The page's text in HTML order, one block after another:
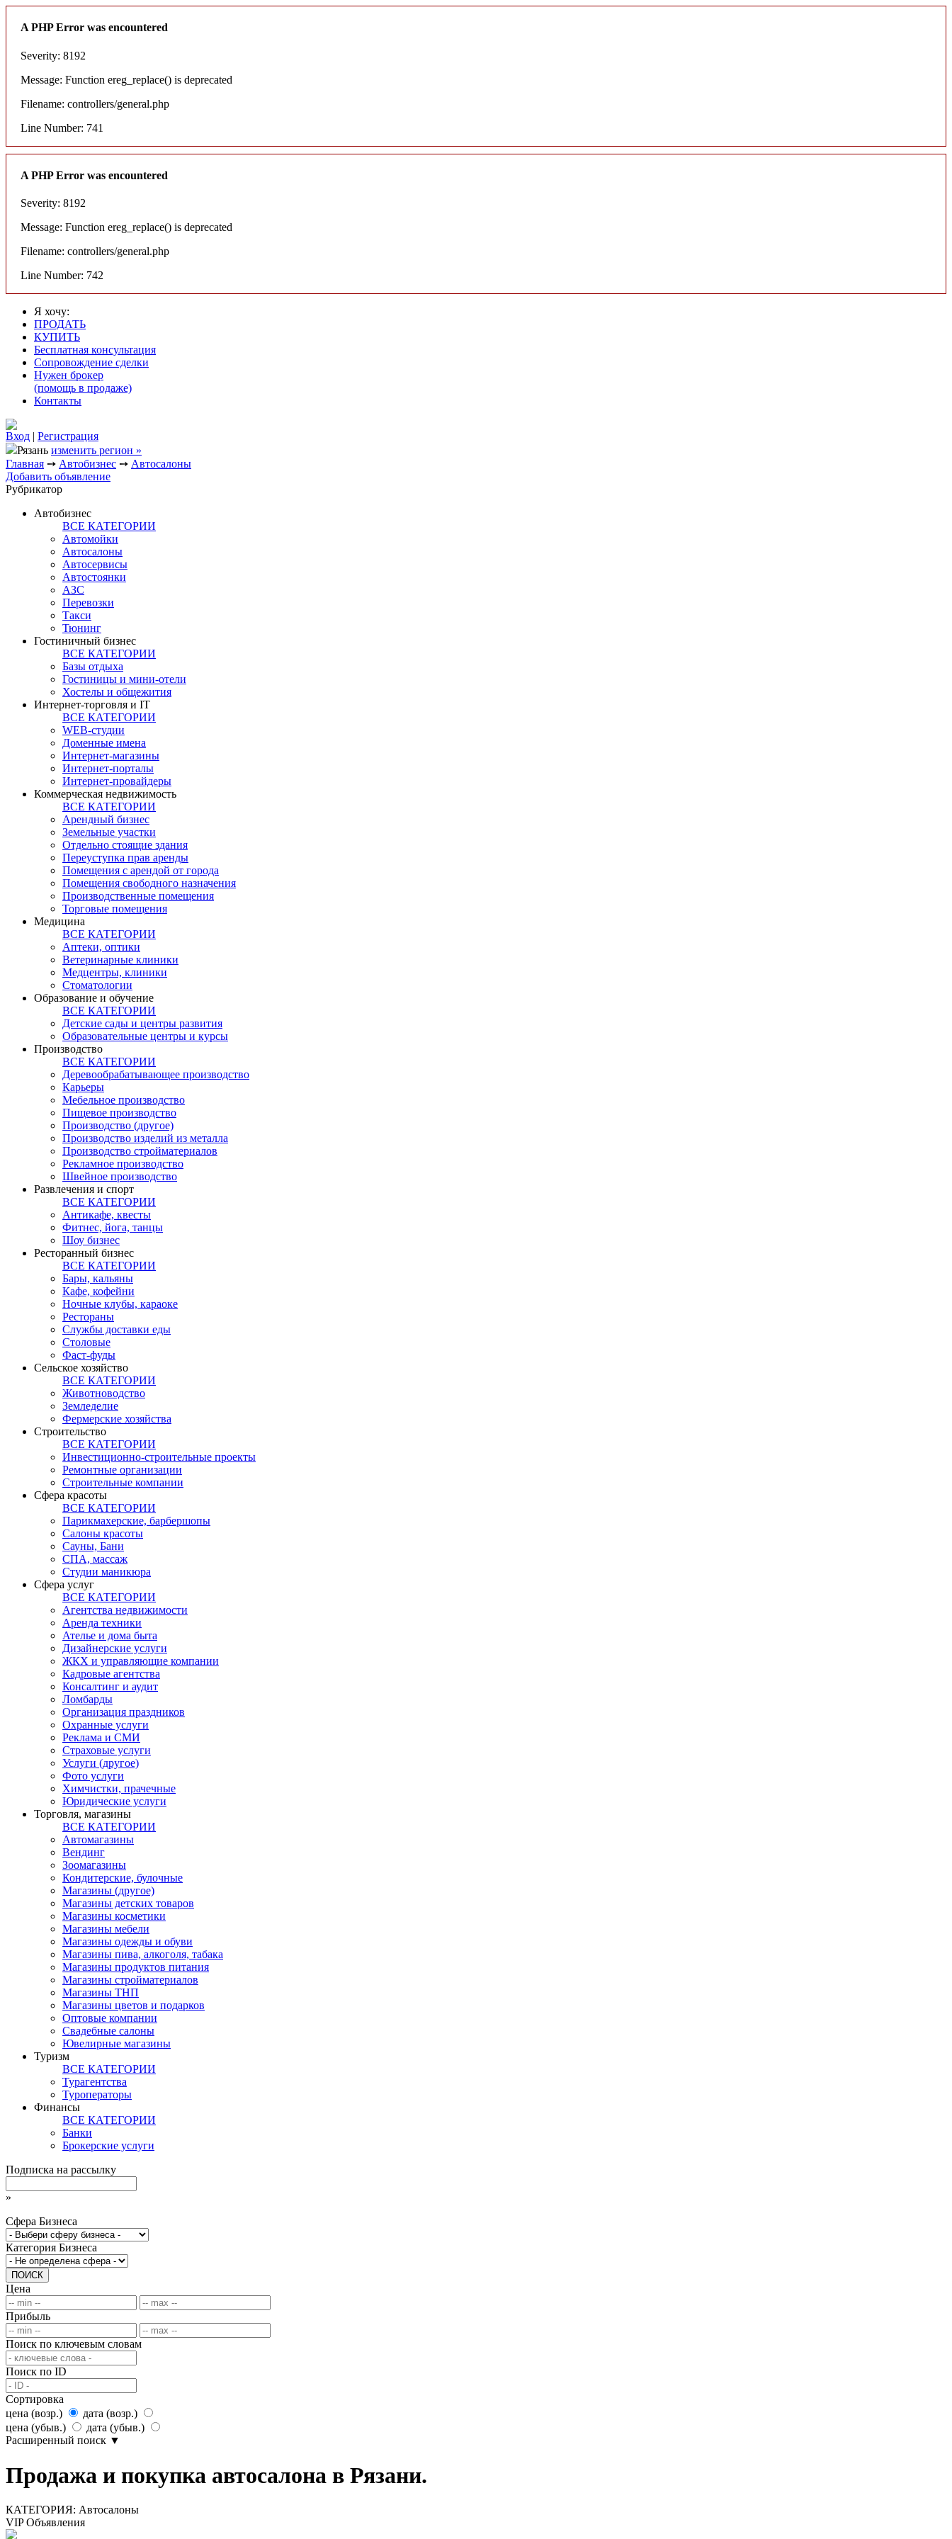
A PHP Error was encountered
Severity: 8192
Message: Function ereg_replace() is deprecated
Filename: controllers/general.php
Line Number: 741
A PHP Error was encountered
Severity: 8192
Message: Function ereg_replace() is deprecated
Filename: controllers/general.php
Line Number: 742
Я хочу:
ПРОДАТЬ
КУПИТЬ
Бесплатная консультация
Сопровождение сделки
Нужен брокер
(помощь в продаже)
Контакты
Вход | Регистрация
Рязань изменить регион »
Главная ➙ Автобизнес ➙ Автосалоны
Добавить объявление
Рубрикатор
Автобизнес
ВСЕ КАТЕГОРИИ
Автомойки
Автосалоны
Автосервисы
Автостоянки
АЗС
Перевозки
Такси
Тюнинг
Гостиничный бизнес
ВСЕ КАТЕГОРИИ
Базы отдыха
Гостиницы и мини-отели
Хостелы и общежития
Интернет-торговля и IT
ВСЕ КАТЕГОРИИ
WEB-студии
Доменные имена
Интернет-магазины
Интернет-порталы
Интернет-провайдеры
Коммерческая недвижимость
ВСЕ КАТЕГОРИИ
Арендный бизнес
Земельные участки
Отдельно стоящие здания
Переуступка прав аренды
Помещения с арендой от города
Помещения свободного назначения
Производственные помещения
Торговые помещения
Медицина
ВСЕ КАТЕГОРИИ
Аптеки, оптики
Ветеринарные клиники
Медцентры, клиники
Стоматологии
Образование и обучение
ВСЕ КАТЕГОРИИ
Детские сады и центры развития
Образовательные центры и курсы
Производство
ВСЕ КАТЕГОРИИ
Деревообрабатывающее производство
Карьеры
Мебельное производство
Пищевое производство
Производство (другое)
Производство изделий из металла
Производство стройматериалов
Рекламное производство
Швейное производство
Развлечения и спорт
ВСЕ КАТЕГОРИИ
Антикафе, квесты
Фитнес, йога, танцы
Шоу бизнес
Ресторанный бизнес
ВСЕ КАТЕГОРИИ
Бары, кальяны
Кафе, кофейни
Ночные клубы, караоке
Рестораны
Службы доставки еды
Столовые
Фаст-фуды
Сельское хозяйство
ВСЕ КАТЕГОРИИ
Животноводство
Земледелие
Фермерские хозяйства
Строительство
ВСЕ КАТЕГОРИИ
Инвестиционно-строительные проекты
Ремонтные организации
Строительные компании
Сфера красоты
ВСЕ КАТЕГОРИИ
Парикмахерские, барбершопы
Салоны красоты
Сауны, Бани
СПА, массаж
Студии маникюра
Сфера услуг
ВСЕ КАТЕГОРИИ
Агентства недвижимости
Аренда техники
Ателье и дома быта
Дизайнерские услуги
ЖКХ и управляющие компании
Кадровые агентства
Консалтинг и аудит
Ломбарды
Организация праздников
Охранные услуги
Реклама и СМИ
Страховые услуги
Услуги (другое)
Фото услуги
Химчистки, прачечные
Юридические услуги
Торговля, магазины
ВСЕ КАТЕГОРИИ
Автомагазины
Вендинг
Зоомагазины
Кондитерские, булочные
Магазины (другое)
Магазины детских товаров
Магазины косметики
Магазины мебели
Магазины одежды и обуви
Магазины пива, алкоголя, табака
Магазины продуктов питания
Магазины стройматериалов
Магазины ТНП
Магазины цветов и подарков
Оптовые компании
Свадебные салоны
Ювелирные магазины
Туризм
ВСЕ КАТЕГОРИИ
Турагентства
Туроператоры
Финансы
ВСЕ КАТЕГОРИИ
Банки
Брокерские услуги
Подписка на рассылку
»
Сфера Бизнеса
Категория Бизнеса
ПОИСК
Цена
Прибыль
Поиск по ключевым словам
Поиск по ID
Сортировка
цена (возр.)
дата (возр.)
цена (убыв.)
дата (убыв.)
Расширенный поиск ▼
Продажа и покупка автосалона в Рязани.
КАТЕГОРИЯ: Автосалоны
VIP Объявления